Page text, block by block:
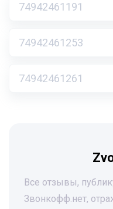
74942461191
74942461253
74942461261
Все отзывы,
Звонкофф.нет,